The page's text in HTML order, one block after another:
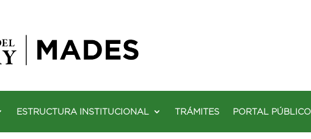
ESTRUCTURA INSTITUCIONAL TRÁMITES PORTAL PÚBLICO